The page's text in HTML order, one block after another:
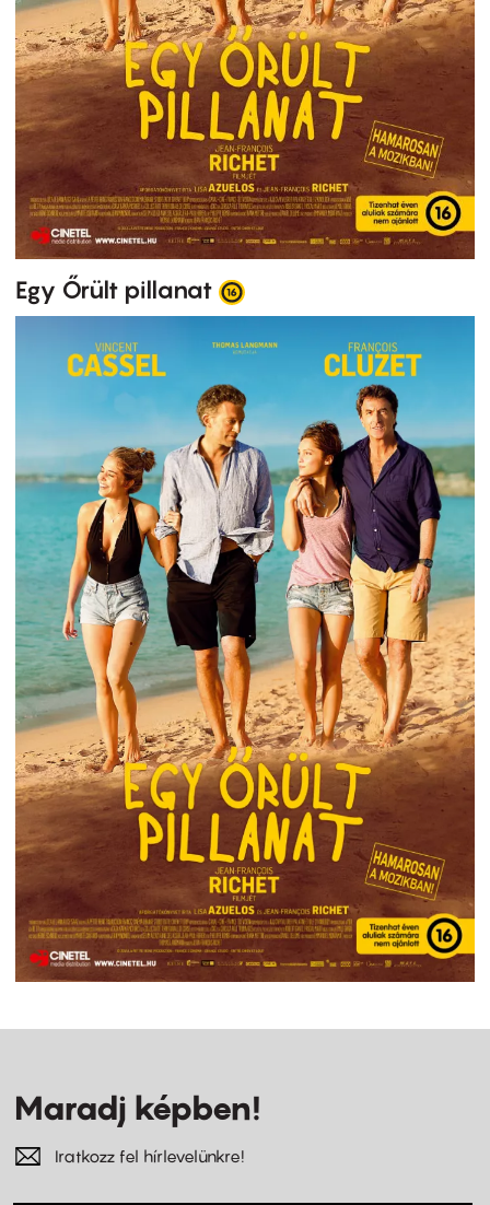
Egy Őrült pillanat
Maradj képben!
Iratkozz fel hírlevelünkre!